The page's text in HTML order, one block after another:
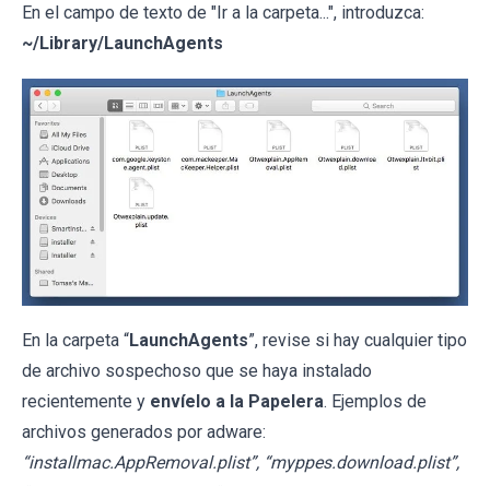
En el campo de texto de "Ir a la carpeta...", introduzca:
~/Library/LaunchAgents
En la carpeta “LaunchAgents”, revise si hay cualquier tipo
de archivo sospechoso que se haya instalado
recientemente y envíelo a la Papelera. Ejemplos de
archivos generados por adware:
“installmac.AppRemoval.plist”, “myppes.download.plist”,